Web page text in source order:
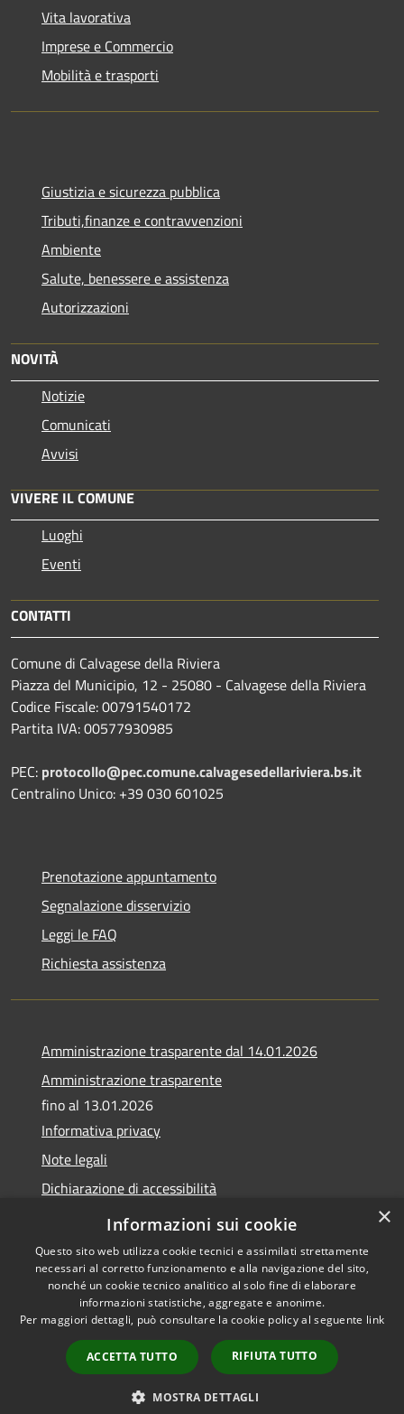
Vita lavorativa
Imprese e Commercio
Mobilità e trasporti
Giustizia e sicurezza pubblica
Tributi,finanze e contravvenzioni
Ambiente
Salute, benessere e assistenza
Autorizzazioni
NOVITÀ
Notizie
Comunicati
Avvisi
VIVERE IL COMUNE
Luoghi
Eventi
CONTATTI
Comune di Calvagese della Riviera
Piazza del Municipio, 12 - 25080 - Calvagese della Riviera
Codice Fiscale: 00791540172
Partita IVA: 00577930985
PEC: protocollo@pec.comune.calvagesedellariviera.bs.it
Centralino Unico: +39 030 601025
Prenotazione appuntamento
Segnalazione disservizio
Leggi le FAQ
Richiesta assistenza
Amministrazione trasparente dal 14.01.2026
Amministrazione trasparente
fino al 13.01.2026
Informativa privacy
Note legali
Dichiarazione di accessibilità
Obiettivi di accessibilità
Accessibilità
Copyright © 2026 • Comune di
Calvagese della Riviera •
Powered byMunicipium
Accesso redazione
×
Informazioni sui cookie
Questo sito web utilizza cookie tecnici e assimilati strettamente
necessari al corretto funzionamento e alla navigazione del sito,
nonché un cookie tecnico analitico al solo fine di elaborare
informazioni statistiche, aggregate e anonime.
Per maggiori dettagli, può consultare la cookie policy al seguente link
ACCETTA TUTTO RIFIUTA TUTTO
MOSTRA DETTAGLI